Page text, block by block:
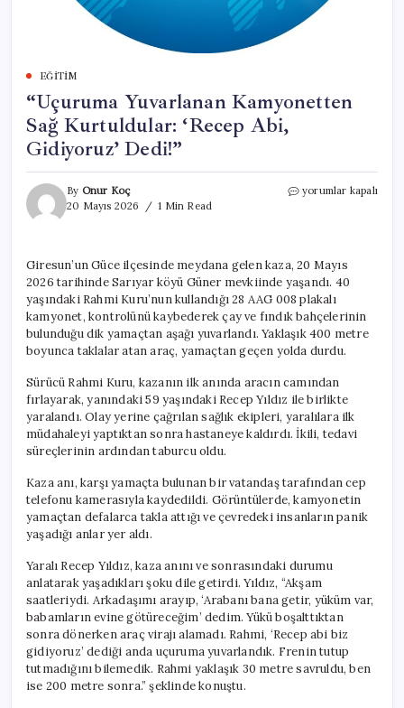
EĞITIM
“Uçuruma Yuvarlanan Kamyonetten
Sağ Kurtuldular: ‘Recep Abi,
Gidiyoruz’ Dedi!”
By Onur Koç
20 Mayıs 2026
1 Min Read
“Uçuruma
‘Recep
Abi,
Gidiyoruz’
Dedi!”
için
yorumlar kapalı
Giresun’un Güce ilçesinde meydana gelen kaza, 20 Mayıs
2026 tarihinde Sarıyar köyü Güner mevkiinde yaşandı. 40
yaşındaki Rahmi Kuru’nun kullandığı 28 AAG 008 plakalı
kamyonet, kontrolünü kaybederek çay ve fındık bahçelerinin
bulunduğu dik yamaçtan aşağı yuvarlandı. Yaklaşık 400 metre
boyunca taklalar atan araç, yamaçtan geçen yolda durdu.
Sürücü Rahmi Kuru, kazanın ilk anında aracın camından
fırlayarak, yanındaki 59 yaşındaki Recep Yıldız ile birlikte
yaralandı. Olay yerine çağrılan sağlık ekipleri, yaralılara ilk
müdahaleyi yaptıktan sonra hastaneye kaldırdı. İkili, tedavi
süreçlerinin ardından taburcu oldu.
Kaza anı, karşı yamaçta bulunan bir vatandaş tarafından cep
telefonu kamerasıyla kaydedildi. Görüntülerde, kamyonetin
yamaçtan defalarca takla attığı ve çevredeki insanların panik
yaşadığı anlar yer aldı.
Yaralı Recep Yıldız, kaza anını ve sonrasındaki durumu
anlatarak yaşadıkları şoku dile getirdi. Yıldız, “Akşam
saatleriydi. Arkadaşımı arayıp, ‘Arabanı bana getir, yüküm var,
babamların evine götüreceğim’ dedim. Yükü boşalttıktan
sonra dönerken araç virajı alamadı. Rahmi, ‘Recep abi biz
gidiyoruz’ dediği anda uçuruma yuvarlandık. Frenin tutup
tutmadığını bilemedik. Rahmi yaklaşık 30 metre savruldu, ben
ise 200 metre sonra.” şeklinde konuştu.